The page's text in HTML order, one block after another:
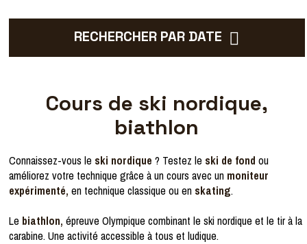
RECHERCHER PAR DATE
Cours de ski nordique,
biathlon
Connaissez-vous le ski nordique ? Testez le ski de fond ou
améliorez votre technique grâce à un cours avec un moniteur
expérimenté, en technique classique ou en skating.
Le biathlon, épreuve Olympique combinant le ski nordique et le tir à la
carabine. Une activité accessible à tous et ludique.